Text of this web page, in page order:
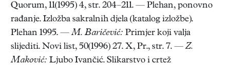
Quorum, 11(1995) 4, str. 204–211. — Plehan, ponovno
rađanje. Izložba sakralnih djela (katalog izložbe).
Plehan 1995. —M. Baričević: Primjer koji valja
slijediti. Novi list, 50(1996) 27. X, Pr., str. 7. — Z.
Maković: Ljubo Ivančić. Slikarstvo i crtež